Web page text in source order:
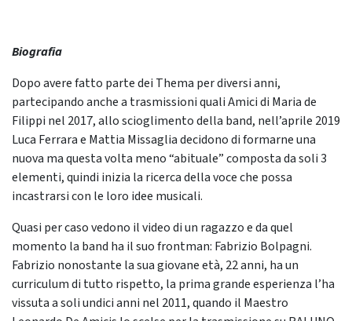
Biografia
Dopo avere fatto parte dei Thema per diversi anni,
partecipando anche a trasmissioni quali Amici di Maria de
Filippi nel 2017, allo scioglimento della band, nell’aprile 2019
Luca Ferrara e Mattia Missaglia decidono di formarne una
nuova ma questa volta meno “abituale” composta da soli 3
elementi, quindi inizia la ricerca della voce che possa
incastrarsi con le loro idee musicali.
Quasi per caso vedono il video di un ragazzo e da quel
momento la band ha il suo frontman: Fabrizio Bolpagni.
Fabrizio nonostante la sua giovane età, 22 anni, ha un
curriculum di tutto rispetto, la prima grande esperienza l’ha
vissuta a soli undici anni nel 2011, quando il Maestro